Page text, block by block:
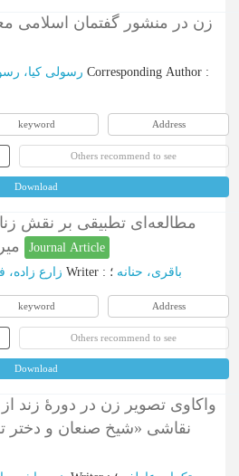
زن در منشور گفتمان اسلامی
رسولی کیا، Corresponding Author :
keyword Address
Others recommend to see
Download
مطالعه‌ای تطبیقی بر نقش
Journal Article
زارع زاده، Writer : باقری، حنانه ؛
keyword Address
Others recommend to see
Download
واکاوی تصویر زن در دورۀ زند
نقاشی «شیخ صنعان و دختر